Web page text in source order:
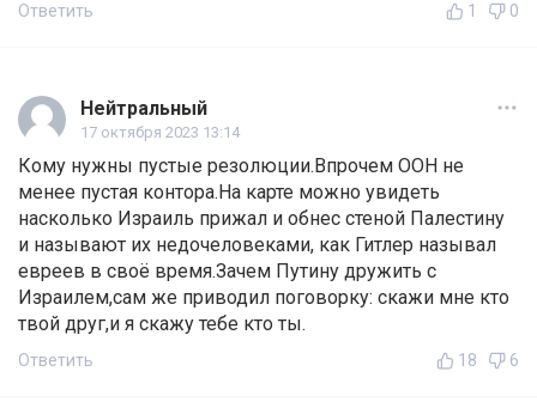
Ответить 1 0
Нейтральный
17 октября 2023 13:14
Кому нужны пустые резолюции.Впрочем ООН не
менее пустая контора.На карте можно увидеть
насколько Израиль прижал и обнес стеной Палестину
и называют их недочеловеками, как Гитлер называл
евреев в своё время.Зачем Путину дружить с
Израилем,сам же приводил поговорку: скажи мне кто
твой друг,и я скажу тебе кто ты.
Ответить 18 6